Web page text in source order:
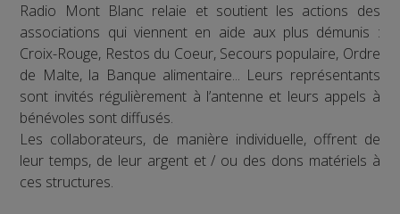
Radio Mont Blanc relaie et soutient les actions des
associations qui viennent en aide aux plus démunis :
Croix-Rouge, Restos du Coeur, Secours populaire, Ordre
de Malte, la Banque alimentaire... Leurs représentants
sont invités régulièrement à l’antenne et leurs appels à
bénévoles sont diffusés.
Les collaborateurs, de manière individuelle, offrent de
leur temps, de leur argent et / ou des dons matériels à
ces structures.